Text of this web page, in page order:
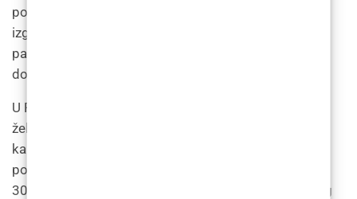
području i stvaranjem definiranijeg i mladolikijeg
izgleda. Ovaj tretman posebno je popularan kod
pacijenata koji su zbog starenja izgubili volumen u
donjem dijelu lica.
U Poliklinici LF liječnici koriste niz filera za postizanje
željenog rezultata, uključujući hijaluronsku kiselinu,
kalcijev hidroksilapatit i polilaktičnu kiselinu. Cijene
pomlađivanja čeljusti dermalnim filerima kreću se od
300 do 700 € po štrcaljki, ovisno o količini potrebnog